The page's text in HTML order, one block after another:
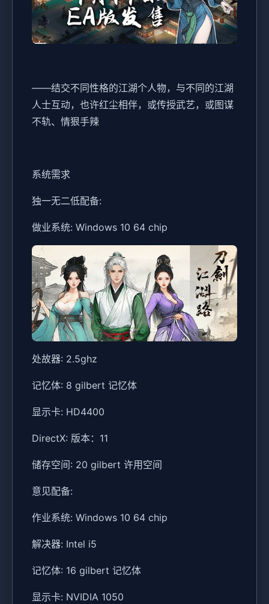
——结交不同性格的江湖个人物，与不同的江湖
人士互动，也许红尘相伴，或传授武艺，或图谋
不轨、情狠手辣
系统需求
独一无二低配备:
做业系统: Windows 10 64 chip
处故器: 2.5ghz
记忆体: 8 gilbert 记忆体
显示卡: HD4400
DirectX: 版本：11
储存空间: 20 gilbert 许用空间
意见配备:
作业系统: Windows 10 64 chip
解决器: Intel i5
记忆体: 16 gilbert 记忆体
显示卡: NVIDIA 1050